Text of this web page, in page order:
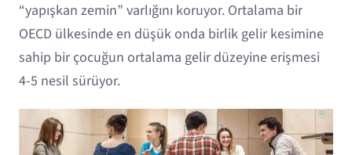
“yapışkan zemin” varlığını koruyor. Ortalama bir
OECD ülkesinde en düşük onda birlik gelir kesimine
sahip bir çocuğun ortalama gelir düzeyine erişmesi
4-5 nesil sürüyor.